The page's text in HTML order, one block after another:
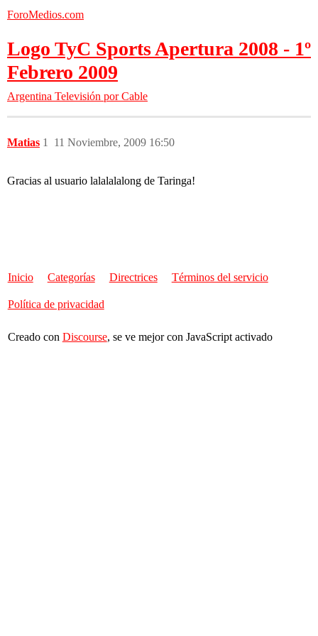
ForoMedios.com
Logo TyC Sports Apertura 2008 - 1º
Febrero 2009
Argentina Televisión por Cable
Matias 11 Noviembre, 2009 16:50
1
Gracias al usuario lalalalalong de Taringa!
Inicio Categorías Directrices Términos del servicio
Política de privacidad
Creado con Discourse, se ve mejor con JavaScript activado